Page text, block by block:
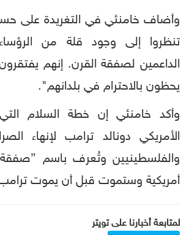
وأضاف خامنئي في التغريدة على
تنظروا إلى وجود قلة من
الداعمين لصفقة القرن. إنهم يفتقرون
يحظون بالاحترام في بلدانهم".
وأكد خامنئي إن خطة السلام التي
الأمريكي دونالد ترامب لإنهاء
والفلسطينيين وتُعرف باسم ”صفقة
أمريكية وستموت قبل أن يموت
لمتابعة أخبارنا على تويتر